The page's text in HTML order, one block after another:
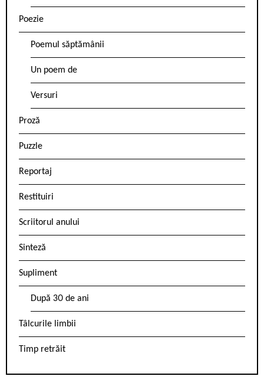
Poezie
Poemul săptămânii
Un poem de
Versuri
Proză
Puzzle
Reportaj
Restituiri
Scriitorul anului
Sinteză
Supliment
După 30 de ani
Tâlcurile limbii
Timp retrăit